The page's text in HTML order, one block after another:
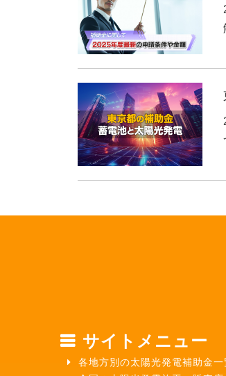
サイトメニュー
各地方別の太陽光発電補助金一